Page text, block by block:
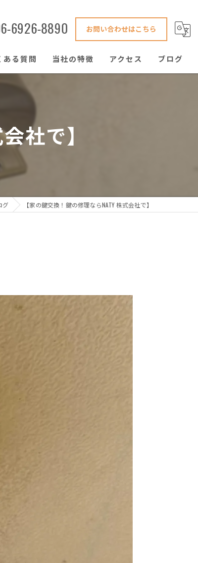
6926-8890 お問い合わせはこちら
ある質問 当社の特徴
ハウスクリーニング
アクセス ブログ
社で】
グ 【家の鍵交換！鍵の修理ならNATY 株式会社で】